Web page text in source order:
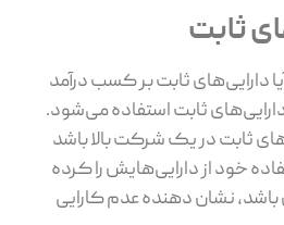
ثابت
دارایی‌های ثابت بر کسب درآمد
ثابت استفاده می‌شود.
ثابت در یک شرکت بالا باشد
خود از دارایی‌هایش را کرده
نشان دهنده عدم کارایی